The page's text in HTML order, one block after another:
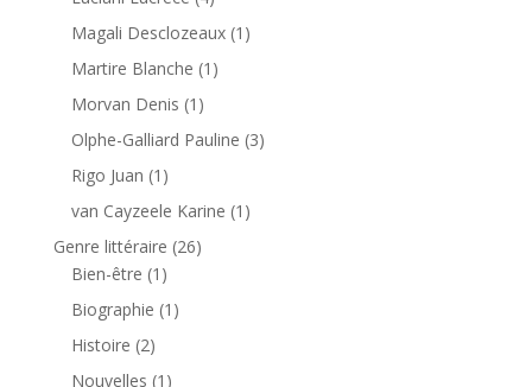
Magali Desclozeaux (1)
Martire Blanche (1)
Morvan Denis (1)
Olphe-Galliard Pauline (3)
Rigo Juan (1)
van Cayzeele Karine (1)
Genre littéraire (26)
Bien-être (1)
Biographie (1)
Histoire (2)
Nouvelles (1)